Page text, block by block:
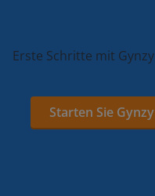
Erste Schritte mit Gynzy
Starten Sie Gynzy